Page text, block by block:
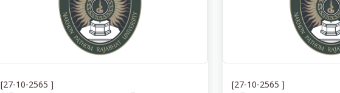
[27-10-2565 ] [27-10-2565 ]